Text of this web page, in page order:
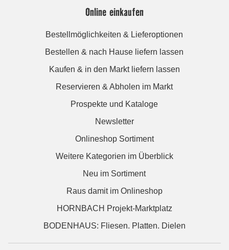
Online einkaufen
Bestellmöglichkeiten & Lieferoptionen
Bestellen & nach Hause liefern lassen
Kaufen & in den Markt liefern lassen
Reservieren & Abholen im Markt
Prospekte und Kataloge
Newsletter
Onlineshop Sortiment
Weitere Kategorien im Überblick
Neu im Sortiment
Raus damit im Onlineshop
HORNBACH Projekt-Marktplatz
BODENHAUS: Fliesen. Platten. Dielen